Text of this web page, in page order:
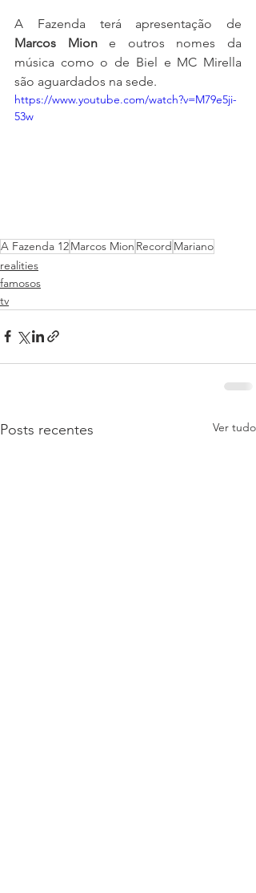
Marcos Mion e outros nomes da
música como o de Biel e MC Mirella
são aguardados na sede.
https://www.youtube.com/watch?v=M79e5ji-
53w
A Fazenda 12Marcos Mion Record Mariano
realities
famosos
tv
Posts recentes Ver tudo